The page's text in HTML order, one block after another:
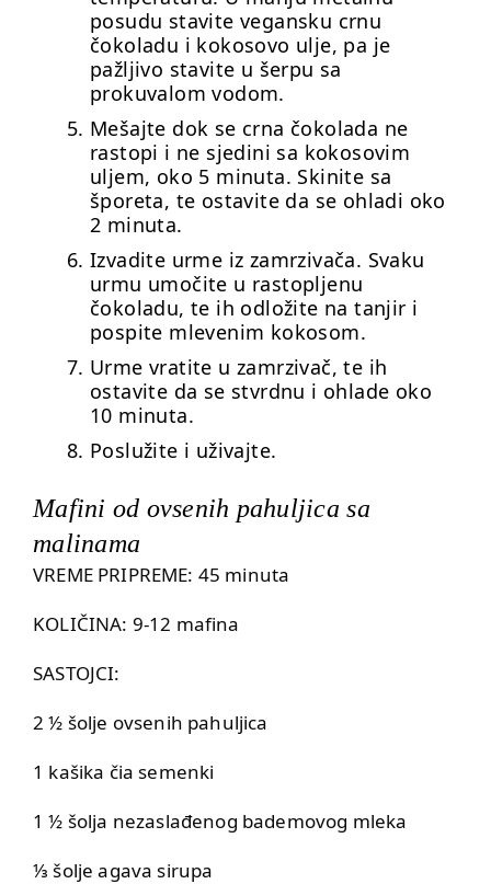
posudu stavite vegansku crnu
čokoladu i kokosovo ulje, pa je
pažljivo stavite u šerpu sa
prokuvalom vodom.
Mešajte dok se crna čokolada ne
rastopi i ne sjedini sa kokosovim
uljem, oko 5 minuta. Skinite sa
šporeta, te ostavite da se ohladi oko
2 minuta.
Izvadite urme iz zamrzivača. Svaku
urmu umočite u rastopljenu
čokoladu, te ih odložite na tanjir i
pospite mlevenim kokosom.
Urme vratite u zamrzivač, te ih
ostavite da se stvrdnu i ohlade oko
10 minuta.
Poslužite i uživajte.
Mafini od ovsenih pahuljica sa
malinama
VREME PRIPREME: 45 minuta
KOLIČINA: 9-12 mafina
SASTOJCI:
2 ½ šolje ovsenih pahuljica
1 kašika čia semenki
1 ½ šolja nezaslađenog bademovog mleka
⅓ šolje agava sirupa